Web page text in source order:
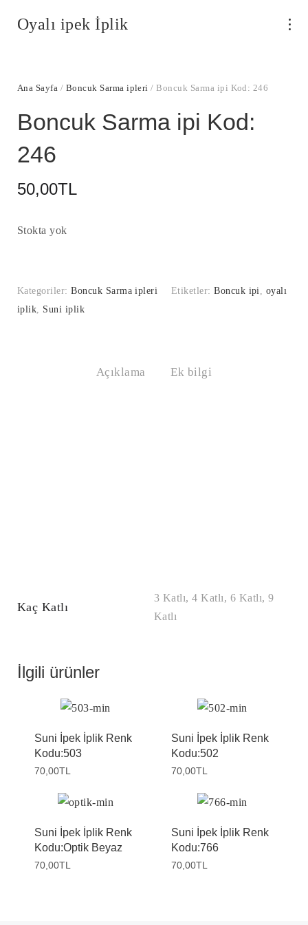
Oyalı ipek İplik
Ana Sayfa / Boncuk Sarma ipleri / Boncuk Sarma ipi Kod: 246
Boncuk Sarma ipi Kod:
246
50,00TL
Stokta yok
Kategoriler:Boncuk Sarma ipleri Etiketler:Boncuk ipi, oyalı
iplik, Suni iplik
Açıklama Ek bilgi
Kaç Katlı
3 Katlı, 4 Katlı, 6 Katlı, 9
Katlı
İlgili ürünler
Suni İpek İplik Renk
Kodu:503
70,00TL
Suni İpek İplik Renk
Kodu:502
70,00TL
Suni İpek İplik Renk
Kodu:Optik Beyaz
70,00TL
Suni İpek İplik Renk
Kodu:766
70,00TL